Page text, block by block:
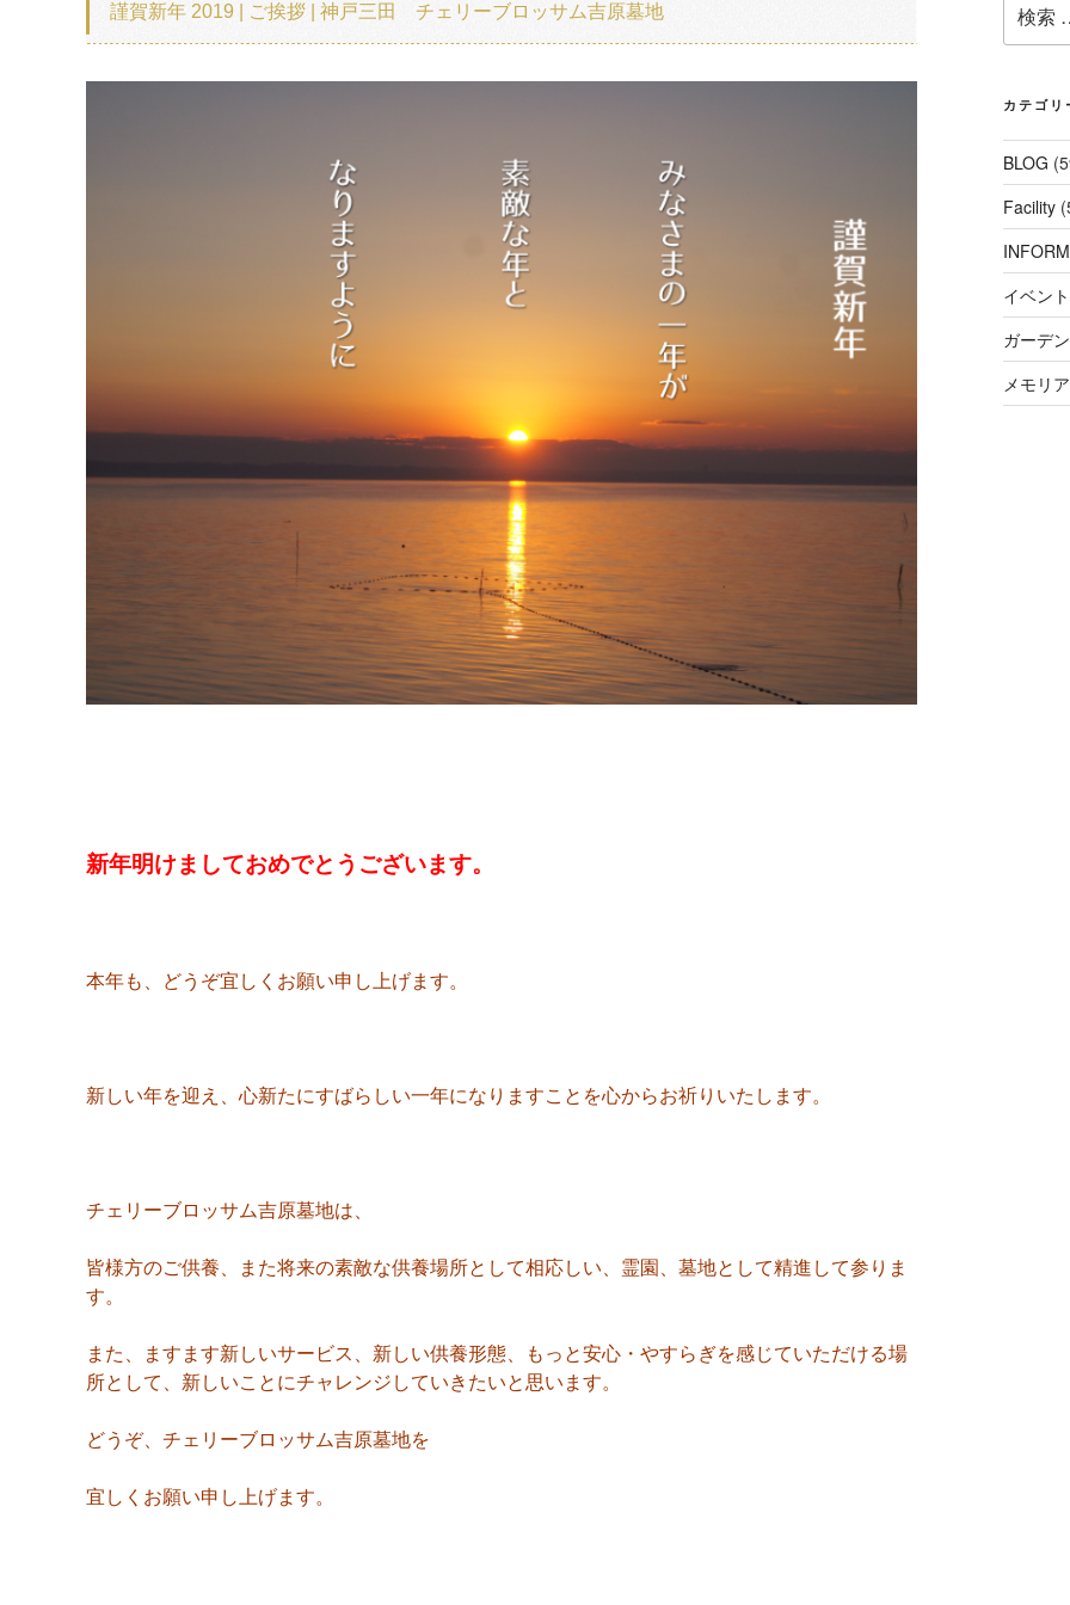
謹賀新年 2019 | ご挨拶 | 神戸三田 チェリーブロッサム吉原墓地
新年明けましておめでとうございます。
本年も、どうぞ宜しくお願い申し上げます。
新しい年を迎え、心新たにすばらしい一年になりますことを心からお祈りいたします。
チェリーブロッサム吉原墓地は、
皆様方のご供養、また将来の素敵な供養場所として相応しい、霊園、墓地として精進して参りま
す。
また、ますます新しいサービス、新しい供養形態、もっと安心・やすらぎを感じていただける場
所として、新しいことにチャレンジしていきたいと思います。
どうぞ、チェリーブロッサム吉原墓地を
宜しくお願い申し上げます。
索:
カテゴリ
BLOG
Facility
イベント
ガーデ
メモリ